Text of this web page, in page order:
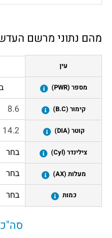
מהם נתוני מרשם
עין
מספר (PWR)
קימור (B.C)
קוטר (DIA)
צילינדר (Cyl)
מעלות (AX)
כמות